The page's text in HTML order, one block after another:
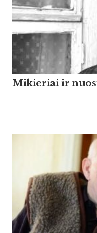
Mikieriai ir